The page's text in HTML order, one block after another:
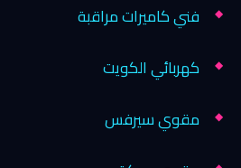
فني كاميرات مراقبة
كهربائي الكويت
مقوي سيرفس